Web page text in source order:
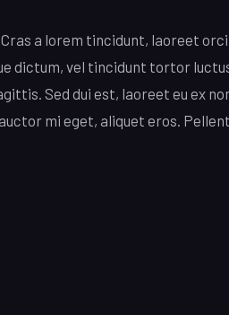
a lorem tincidunt, laoreet
dictum, vel tincidunt tortor
Sed dui est, laoreet eu ex
mi eget, aliquet eros.